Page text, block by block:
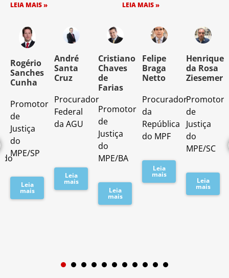
LEIA MAIS » LEIA MAIS »
Rogério
Sanches
Cunha
Promotor
de
Justiça
do
MPE/SP
Leia
mais
André
Santa
Cruz
Procurador
Federal
da AGU
Leia
mais
Cristiano
Chaves
de
Farias
Promotor
de
Justiça
do
MPE/BA
Leia
mais
Felipe
Braga
Netto
Procurador
da
República
do MPF
Leia
mais
Henrique
da Rosa
Ziesemer
Promotor
de
Justiça
do
MPE/SC
Leia
mais
1 2 3